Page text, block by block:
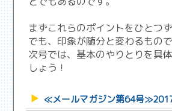
まずこれらのポイントをひとつ
でも、印象が随分と変わるもので
次号では、基本のやりとりを具
しょう！
≪メールマガジン第64号